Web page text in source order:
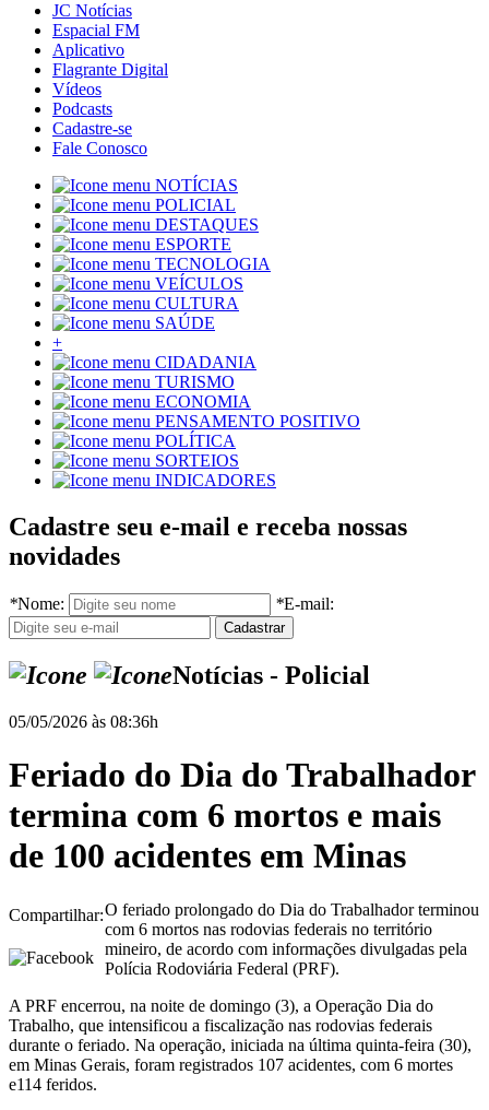
JC Notícias
Espacial FM
Aplicativo
Flagrante Digital
Vídeos
Podcasts
Cadastre-se
Fale Conosco
NOTÍCIAS
POLICIAL
DESTAQUES
ESPORTE
TECNOLOGIA
VEÍCULOS
CULTURA
SAÚDE
+
CIDADANIA
TURISMO
ECONOMIA
PENSAMENTO POSITIVO
POLÍTICA
SORTEIOS
INDICADORES
Cadastre seu e-mail e receba nossas
novidades
*Nome: *E-mail:
Notícias - Policial
05/05/2026 às 08:36h
Feriado do Dia do Trabalhador
termina com 6 mortos e mais
de 100 acidentes em Minas
Compartilhar:O feriado prolongado do Dia do Trabalhador terminou
com 6 mortos nas rodovias federais no território
mineiro, de acordo com informações divulgadas pela
Polícia Rodoviária Federal (PRF).
A PRF encerrou, na noite de domingo (3), a Operação Dia do
Trabalho, que intensificou a fiscalização nas rodovias federais
durante o feriado. Na operação, iniciada na última quinta-feira (30),
em Minas Gerais, foram registrados 107 acidentes, com 6 mortes
e114 feridos.